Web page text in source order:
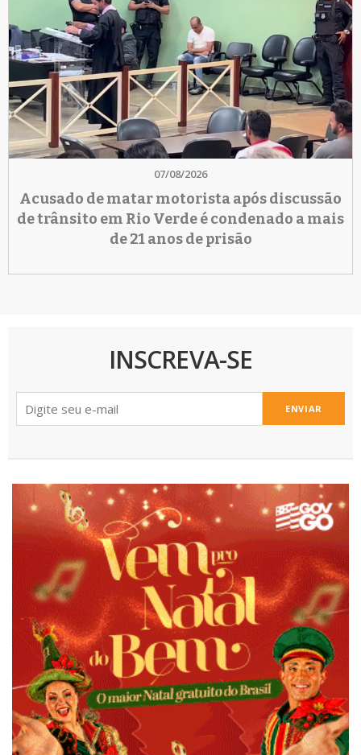
07/08/2026
Acusado de matar motorista após discussão
de trânsito em Rio Verde é condenado a mais
de 21 anos de prisão
INSCREVA-SE
ENVIAR